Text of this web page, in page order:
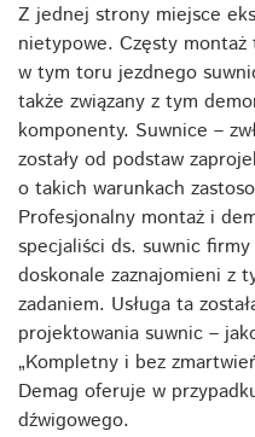
Z jednej strony miejsce
nietypowe. Częsty
w tym toru jezdnego
także związany z tym
komponenty. Suwnice –
zostały od podstaw
o takich warunkach
Profesjonalny montaż i
specjaliści ds. suwnic
doskonale zaznajomieni z
zadaniem. Usługa ta
projektowania suwnic –
„Kompletny i bez
Demag oferuje w
dźwigowego.